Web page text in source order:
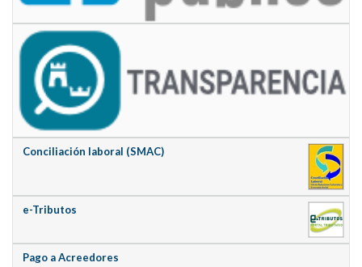
Conciliación laboral (SMAC)
e-Tributos
Pago a Acreedores